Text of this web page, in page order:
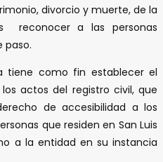
divorcio y muerte, de la
reconocer a las personas
paso.
tiene como fin establecer el
actos del registro civil, que
de accesibilidad a los
que residen en San Luis
a la entidad en su instancia